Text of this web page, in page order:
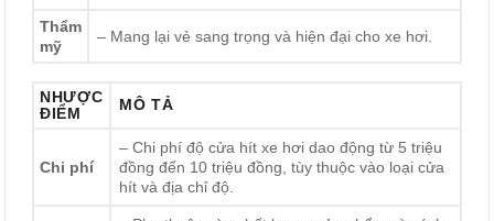
Thẩm
mỹ
– Mang lại vẻ sang trọng và hiện đại cho xe hơi.
NHƯỢC
ĐIỂM
MÔ TẢ
Chi phí
– Chi phí độ cửa hít xe hơi dao động từ 5 triệu
đồng đến 10 triệu đồng, tùy thuộc vào loại cửa
hít và địa chỉ độ.